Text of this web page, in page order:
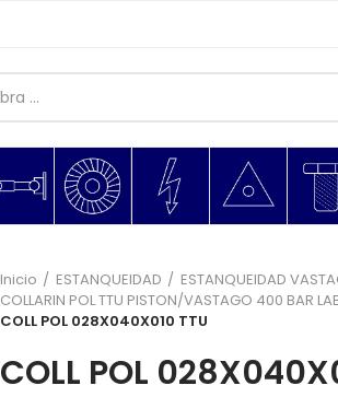
Inicio ESTANQUEIDAD
ESTANQUEIDAD
COLLARIN POL TTU PISTON/VASTAGO 400 BAR
COLL POL 028X040X010 TTU
COLL POL